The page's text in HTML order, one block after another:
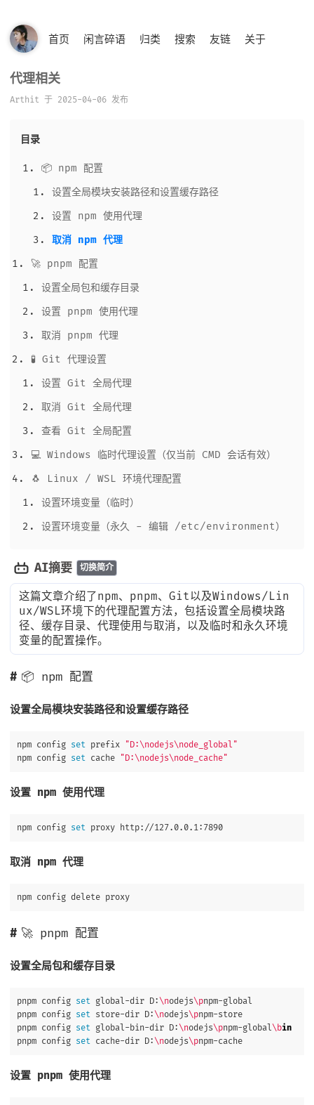
首页 闲言碎语 归类 搜索 友链 关于
代理相关
Arthit 于 2025-04-06 发布
目录
📦 npm 配置
设置全局模块安装路径和设置缓存路径
设置 npm 使用代理
取消 npm 代理
🚀 pnpm 配置
设置全局包和缓存目录
设置 pnpm 使用代理
取消 pnpm 代理
🧪 Git 代理设置
设置 Git 全局代理
取消 Git 全局代理
查看 Git 全局配置
💻 Windows 临时代理设置（仅当前 CMD 会话有效）
🐧 Linux / WSL 环境代理配置
设置环境变量（临时）
设置环境变量（永久 - 编辑 /etc/environment）
AI摘要 切换简介
这篇文章介绍了npm、pnpm、Git以及Windows/Lin
ux/WSL环境下的代理配置方法，包括设置全局模块路
径、缓存目录、代理使用与取消，以及临时和永久环境
变量的配置操作。
📦 npm 配置
设置全局模块安装路径和设置缓存路径
npm config set prefix "D: \nodejs\node_global"
npm config set cache "D: \nodejs\node_cache"
设置 npm 使用代理
npm config set
取消 npm 代理
🚀 pnpm 配置
设置全局包和缓存目录
pnpm config set global-dir D: \nodejs\pnpm-global
pnpm config set store-dir D: \nodejs\pnpm-store
pnpm config set global-bin-dir D: \nodejs\pnpm-global\b
pnpm config set cache-dir D: \nodejs\p
设置 pnpm 使用代理